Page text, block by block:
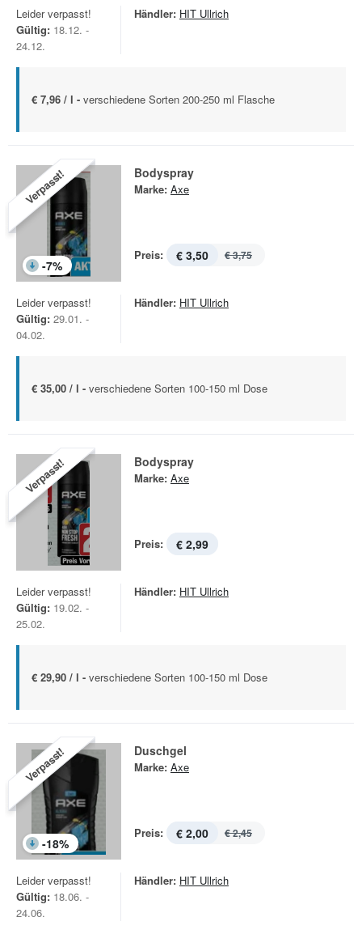
Leider verpasst!
Gültig: 18.12. -
24.12.
Händler: HIT Ullrich
€ 7,96 / l - verschiedene Sorten 200-250 ml Flasche
Verpasst!
-7%
Bodyspray
Marke: Axe
Preis: € 3,50 € 3,75
Leider verpasst!
Gültig: 29.01. -
04.02.
Händler: HIT Ullrich
€ 35,00 / l - verschiedene Sorten 100-150 ml Dose
Verpasst! Bodyspray
Marke: Axe
Preis: € 2,99
Leider verpasst!
Gültig: 19.02. -
25.02.
Händler: HIT Ullrich
€ 29,90 / l - verschiedene Sorten 100-150 ml Dose
Verpasst!
-18%
Duschgel
Marke: Axe
Preis: € 2,00 € 2,45
Leider verpasst!
Gültig: 18.06. -
24.06.
Händler: HIT Ullrich